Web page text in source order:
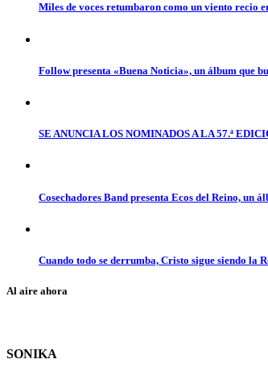
Miles de voces retumbaron como un viento recio
Follow presenta «Buena Noticia», un álbum que
SE ANUNCIA LOS NOMINADOS A LA 57.ª
Cosechadores Band presenta Ecos del Reino, un
Cuando todo se derrumba, Cristo sigue siendo la
Al aire ahora
SONIKA